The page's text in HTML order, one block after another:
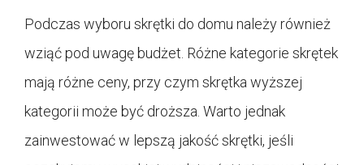
Podczas wyboru skrętki do domu należy również
wziąć pod uwagę budżet. Różne kategorie skrętek
mają różne ceny, przy czym skrętka wyższej
kategorii może być droższa. Warto jednak
zainwestować w lepszą jakość skrętki, jeśli